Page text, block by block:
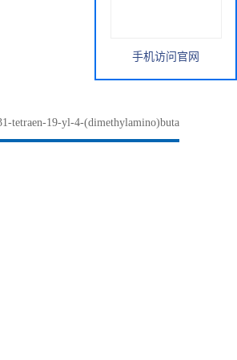
tetraen-19-yl-4-(dimethylamino)buta
手机访问官网